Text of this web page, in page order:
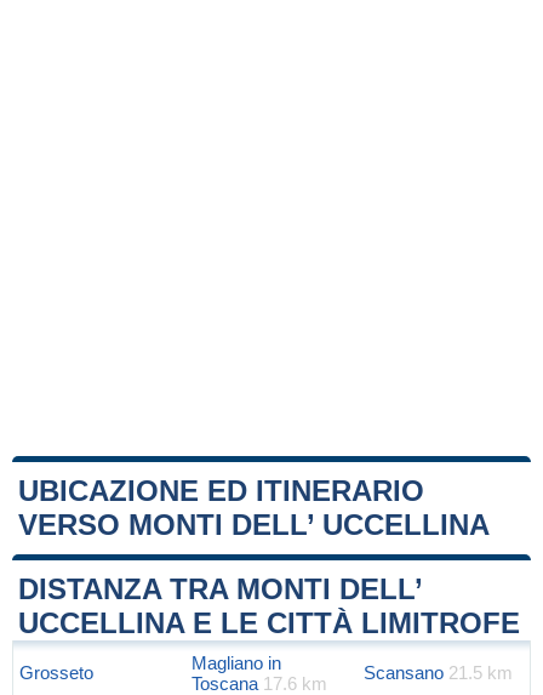
UBICAZIONE ED ITINERARIO
VERSO MONTI DELL’ UCCELLINA
+
−
Leaflet |Map data ©OpenStreetMapcontributors
DISTANZA TRA MONTI DELL’
UCCELLINA E LE CITTÀ LIMITROFE
Grosseto
Magliano in
Toscana 17.6 km
Scansano 21.5 km